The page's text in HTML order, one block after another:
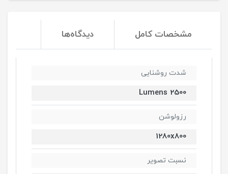
مشخصات کامل دیدگاه‌ها
شدت روشنایی
2500 Lumens
رزولوشن
1280x800
نسبت تصویر